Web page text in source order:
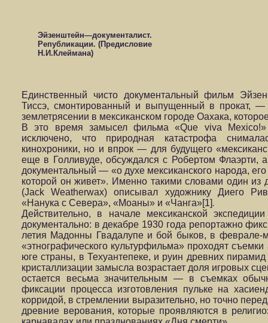
Эйзенштейн—документалист.
Републикации. (Предисловие
Н.И.Клеймана)
Единственный чисто документальный фильм
Тиссэ, смонтированный и выпущенный в прокат, —
землетрясении в мексиканском городе Оахака,
В это время замысел фильма «Que viva
исключено, что природная катастрофа
кинохроники, но и впрок — для будущего
еще в Голливуде, обсуждался с Робертом Флаэрти,
документальный — «о духе мексиканского народа,
которой он живет». Именно такими словами один из
(Jack Weatherwax) описывал художнику Диего
«Нанука с Севера», «Моаны» и «Чанга»[1].
Действительно, в начале мексиканской
документально: в декабре 1930 года репортажно
летия Мадонны Гвадалупе и бой быков, в феврале-
«этнографического культурфильма» проходят
юге страны, в Техуантепеке, и руин древних
кристаллизации замысла возрастает доля игровых
остается весьма значительным — в съемках
фиксации процесса изготовления пульке на
корридой, в стремлении выразительно, но точно
древние верования, которые проявляются в